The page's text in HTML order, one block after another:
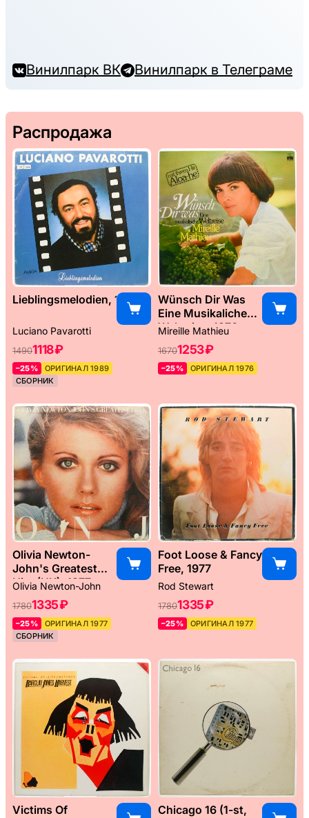
Винилпарк ВК Винилпарк в Телеграме
Распродажа
Lieblingsmelodien, 1989
Luciano Pavarotti
14901118 ₽
–25%
ОРИГИНАЛ 1989
СБОРНИК
Wünsch Dir Was
Eine Musikaliche
Weltreise, 1976
Mireille Mathieu
16701253 ₽
–25% ОРИГИНАЛ 1976
Olivia Newton-
John's Greatest
Hits (UK), 1977
Olivia Newton-John
17801335 ₽
–25%
ОРИГИНАЛ 1977
СБОРНИК
Foot Loose & Fancy
Free, 1977
Rod Stewart
17801335 ₽
–25% ОРИГИНАЛ 1977
Victims Of
Chicago 16 (1-st,